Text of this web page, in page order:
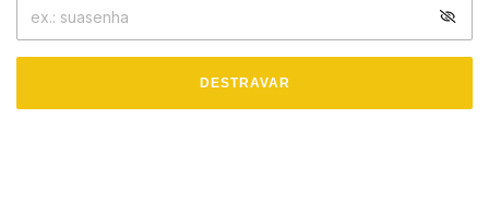
DESTRAVAR